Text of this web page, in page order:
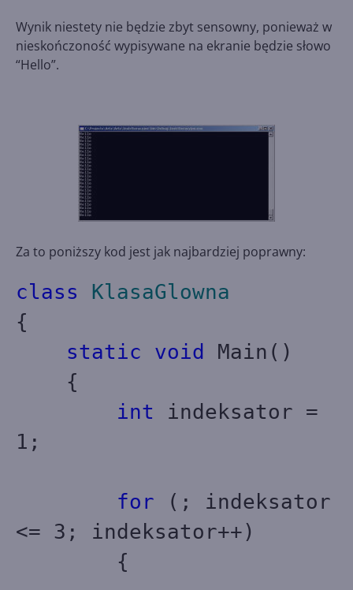
Wynik niestety nie będzie zbyt sensowny, ponieważ w
nieskończoność wypisywane na ekranie będzie słowo
“Hello”.
Za to poniższy kod jest jak najbardziej poprawny:
class
KlasaGlowna
{
static
void
Main()
{
int indeksator =
1;
for (; indeksator
<= 3; indeksator++)
{